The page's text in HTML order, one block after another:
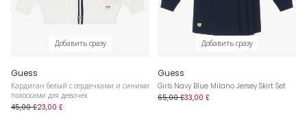
Добавить сразу
Guess
Кардиган белый с сердечками и синими
полосками для девочек
45,00 £23,00 £
Добавить сразу
Guess
Girls Navy Blue Milano Jersey Skirt Set
65,00 £33,00 £